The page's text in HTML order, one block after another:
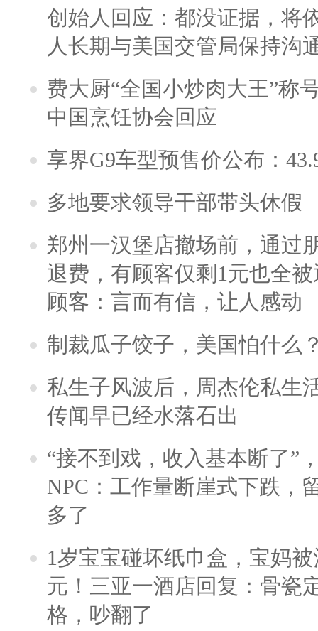
创始人回应：都没证据，将
人长期与美国交管局保持沟
费大厨“全国小炒肉大王”称
中国烹饪协会回应
享界G9车型预售价公布：
多地要求领导干部带头休假
郑州一汉堡店撤场前，通过
退费，有顾客仅剩1元也全
顾客：言而有信，让人感动
制裁瓜子饺子，美国怕什么
私生子风波后，周杰伦私生
传闻早已经水落石出
“接不到戏，收入基本断了”
NPC：工作量断崖式下跌，
多了
1岁宝宝碰坏纸巾盒，宝妈
元！三亚一酒店回复：骨瓷
格，吵翻了